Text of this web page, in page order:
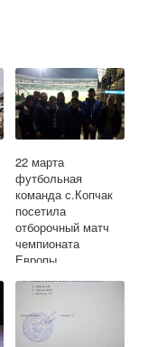
22 марта
футбольная
команда с.Копчак
посетила
отборочный матч
чемпионата
Европы